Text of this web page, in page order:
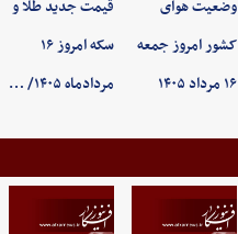
وضعیت هوای
کشور امروز جمعه
۱۶ مرداد ۱۴۰۵
قیمت جدید طلا و
سکه امروز ۱۶
مردادماه ۱۴۰۵/ …